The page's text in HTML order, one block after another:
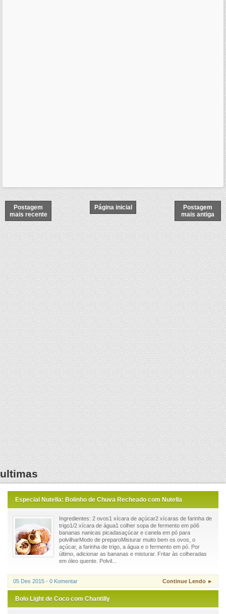
Postagem
mais recente
Postagem
mais antiga
Página inicial
ultimas
Especial Nutella: Bolinho de Chuva Recheado com Nutella
Ingredientes: 2 ovos1 xícara de açúcar2 xícaras de farinha de
trigo1/2 xícara de água1 colher sopa de fermento em pó6
bananas nanicas picadasaçúcar e canela em pó para
polvilharModo de preparoMisturar muito bem os ovos, o
açúcar, a farinha de trigo, a água e o fermento em pó. Por
último, adicionar as bananas e misturar. Fritar às colheradas
em óleo quente. Polvil...
05 Des 2015 - 0 Komentar Continue Lendo ►
Bolo Light de Coco com Chantilly